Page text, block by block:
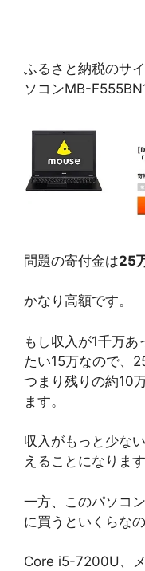
ふるさと納税のサ
ソコンMB-
問題の寄付金は25
かなり高額です。
もし収入が1千万
たい15万なので、
つまり残りの約10
ます。
収入がもっと少な
えることになります
一方、このパソコ
に買うといくらな
Core i5-7200U、